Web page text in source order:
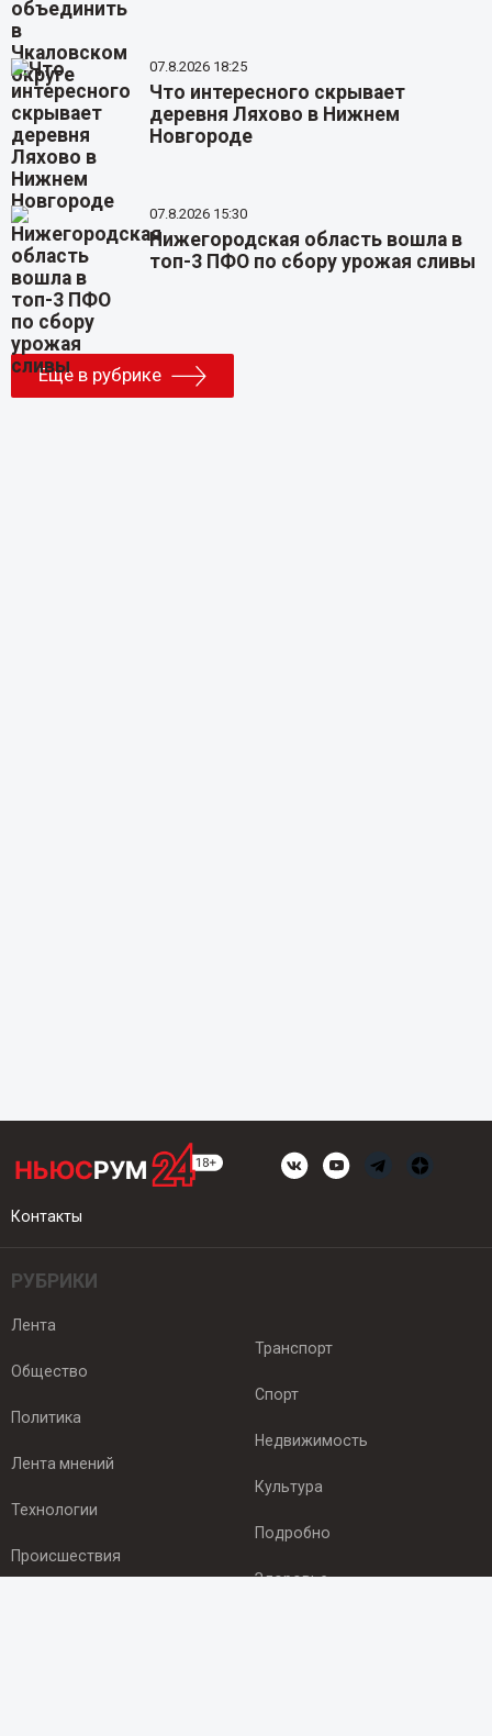
07.8.2026 18:25
Что интересного скрывает
деревня Ляхово в Нижнем
Новгороде
07.8.2026 15:30
Нижегородская область вошла в
топ-3 ПФО по сбору урожая сливы
Еще в рубрике
Контакты
РУБРИКИ
Лента
Общество
Политика
Лента мнений
Технологии
Происшествия
Транспорт
Спорт
Недвижимость
Культура
Подробно
Здоровье